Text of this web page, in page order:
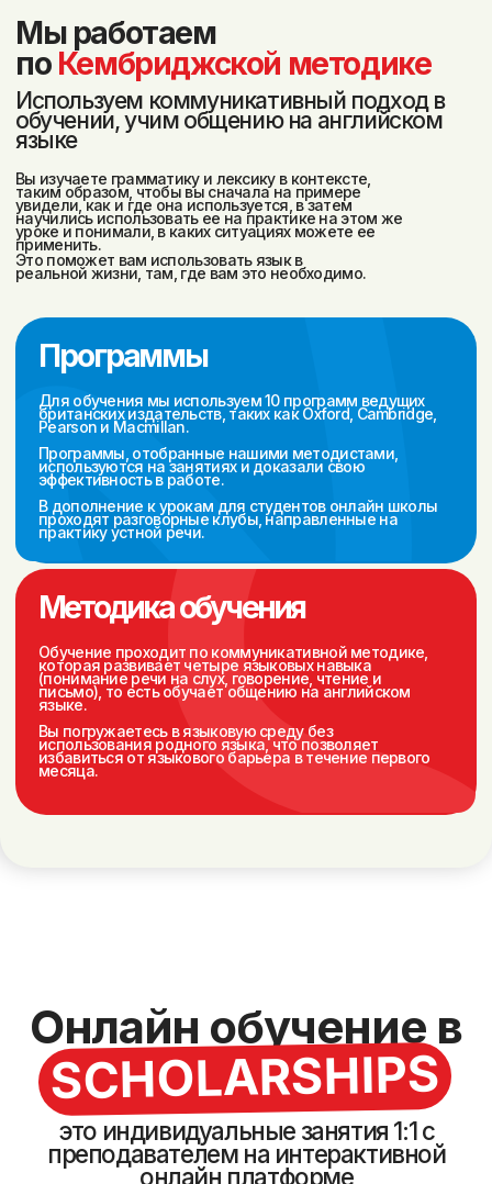
Вы получите:
Твёрдый
результат в языке
Разговорные
без потери оплаты
Уверенность в общении
на английском
Сильных и опытных
преподавателей
Персональное
сопровождение
1. Персонализированный
подход
Преимущества
индивидуальных занятия
по английскому перед
групповым форматом